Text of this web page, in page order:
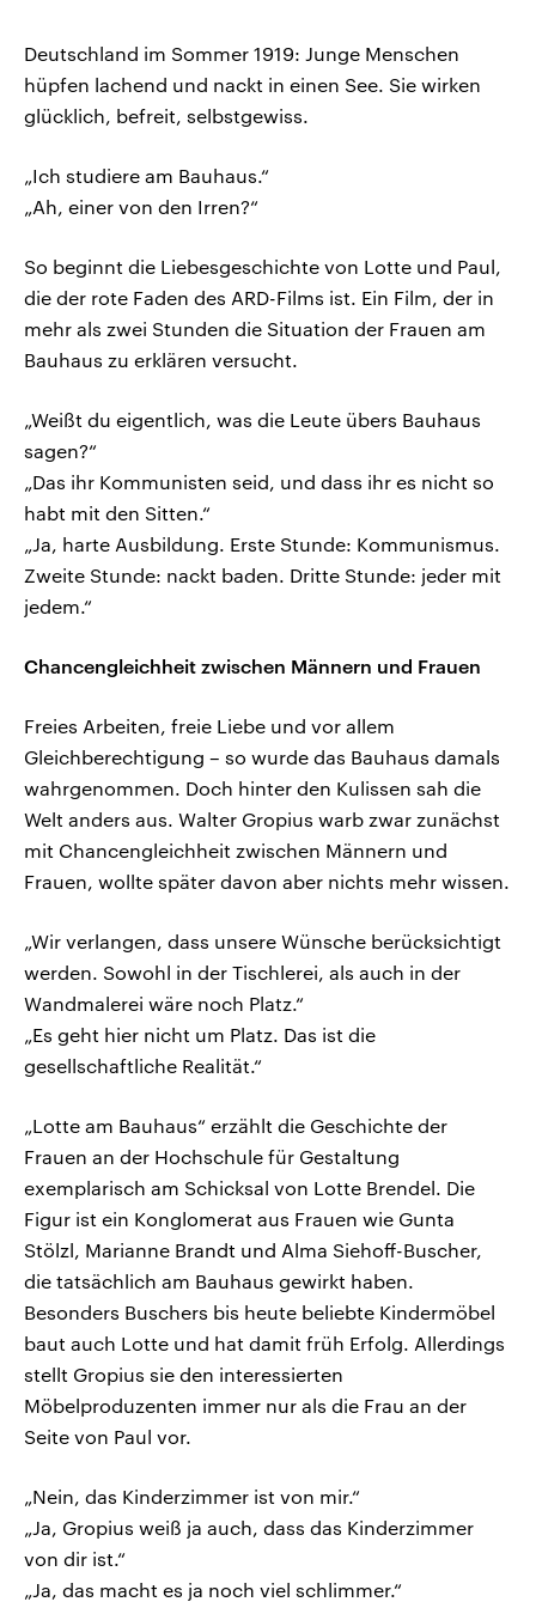
Deutschland im Sommer 1919: Junge Menschen
hüpfen lachend und nackt in einen See. Sie wirken
glücklich, befreit, selbstgewiss.
„Ich studiere am Bauhaus.“
„Ah, einer von den Irren?“
So beginnt die Liebesgeschichte von Lotte und Paul,
die der rote Faden des ARD-Films ist. Ein Film, der in
mehr als zwei Stunden die Situation der Frauen am
Bauhaus zu erklären versucht.
„Weißt du eigentlich, was die Leute übers Bauhaus
sagen?“
„Das ihr Kommunisten seid, und dass ihr es nicht so
habt mit den Sitten.“
„Ja, harte Ausbildung. Erste Stunde: Kommunismus.
Zweite Stunde: nackt baden. Dritte Stunde: jeder mit
jedem.“
Chancengleichheit zwischen Männern und Frauen
Freies Arbeiten, freie Liebe und vor allem
Gleichberechtigung – so wurde das Bauhaus damals
wahrgenommen. Doch hinter den Kulissen sah die
Welt anders aus. Walter Gropius warb zwar zunächst
mit Chancengleichheit zwischen Männern und
Frauen, wollte später davon aber nichts mehr wissen.
„Wir verlangen, dass unsere Wünsche berücksichtigt
werden. Sowohl in der Tischlerei, als auch in der
Wandmalerei wäre noch Platz.“
„Es geht hier nicht um Platz. Das ist die
gesellschaftliche Realität.“
„Lotte am Bauhaus“ erzählt die Geschichte der
Frauen an der Hochschule für Gestaltung
exemplarisch am Schicksal von Lotte Brendel. Die
Figur ist ein Konglomerat aus Frauen wie Gunta
Stölzl, Marianne Brandt und Alma Siehoff-Buscher,
die tatsächlich am Bauhaus gewirkt haben.
Besonders Buschers bis heute beliebte Kindermöbel
baut auch Lotte und hat damit früh Erfolg. Allerdings
stellt Gropius sie den interessierten
Möbelproduzenten immer nur als die Frau an der
Seite von Paul vor.
„Nein, das Kinderzimmer ist von mir.“
„Ja, Gropius weiß ja auch, dass das Kinderzimmer
von dir ist.“
„Ja, das macht es ja noch viel schlimmer.“